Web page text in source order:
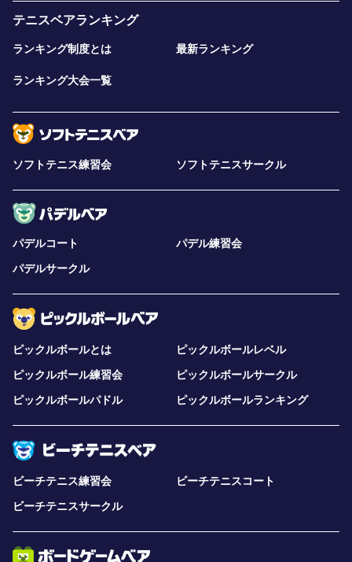
テニスベアランキング
ランキング制度とは 最新ランキング
ランキング大会一覧
ソフトテニス練習会 ソフトテニスサークル
パデルコート
パデル練習会
パデルサークル
ピックルボールとは
ピックルボールレベル
ピックルボール練習会
ピックルボールサークル
ピックルボールパドル
ピックルボールランキング
ビーチテニス練習会
ビーチテニスコート
ビーチテニスサークル